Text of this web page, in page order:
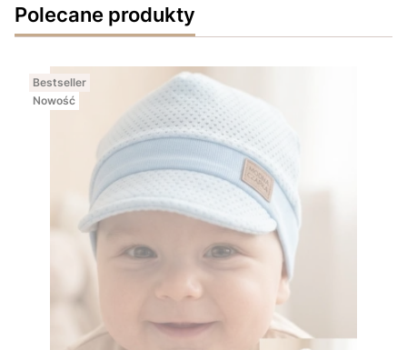
Polecane produkty
Bestseller
Nowość